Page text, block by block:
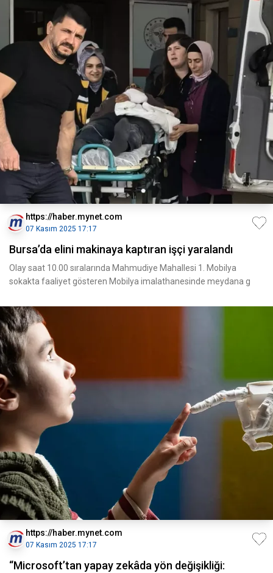
https://haber.mynet.com
07 Kasım 2025 17:17
Bursa’da elini makinaya kaptıran işçi yaralandı
Olay saat 10.00 sıralarında Mahmudiye Mahallesi 1. Mobilya
sokakta faaliyet gösteren Mobilya imalathanesinde meydana g
https://haber.mynet.com
07 Kasım 2025 17:17
“Microsoft’tan yapay zekâda yön değişikliği: